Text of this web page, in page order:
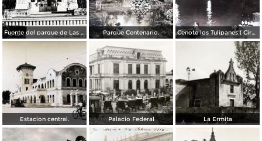
Fuente del parque de Las Americas. ( Circulada el 15 de Diciembre de 1938 ). Parque Centenario. Cenote los Tulipanes ( Circulada el 11 de Junio de 1966 ).
Estacion central. Palacio Federal La Ermita